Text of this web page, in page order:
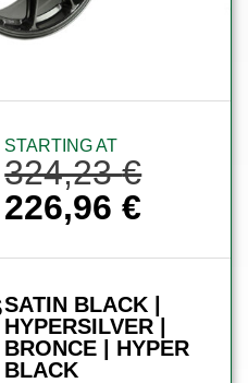
STARTING AT
324,23€
226,96€
SATIN BLACK |
HYPERSILVER |
BRONCE | HYPER
BLACK